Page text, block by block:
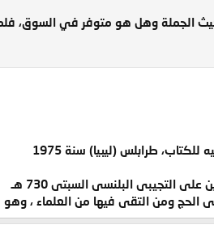
الجملة وهل هو متوفر في السوق،
طرابلس (ليبيا) سنة 1975
البلنسى السبتى 730 هـ
الحج ومن التقى فيها من العلماء ، وهو